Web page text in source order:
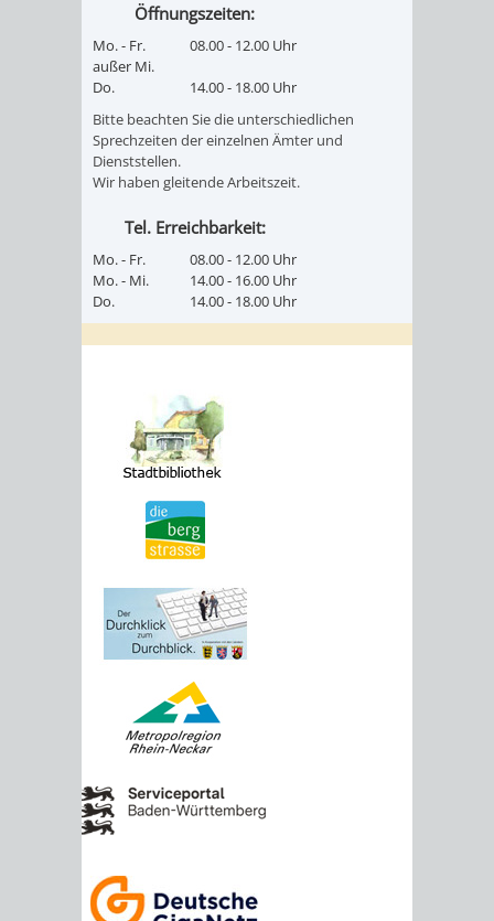
Öffnungszeiten:
Mo. - Fr.
außer Mi.
08.00 - 12.00 Uhr
Do.
14.00 - 18.00 Uhr
Bitte beachten Sie die unterschiedlichen
Sprechzeiten der einzelnen Ämter und
Dienststellen.
Wir haben gleitende Arbeitszeit.
Tel. Erreichbarkeit:
Mo. - Fr.
08.00 - 12.00 Uhr
Mo. - Mi.
14.00 - 16.00 Uhr
Do.
14.00 - 18.00 Uhr